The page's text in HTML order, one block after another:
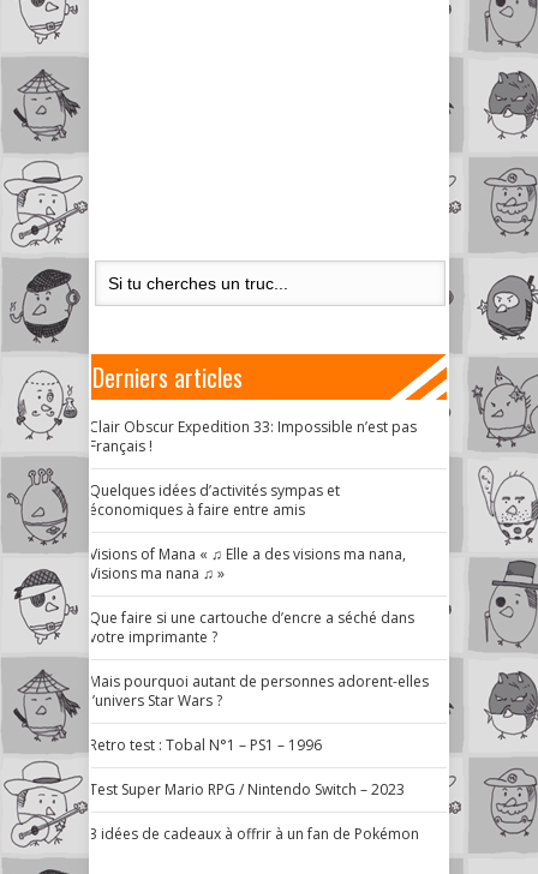
Derniers articles
Clair Obscur Expedition 33: Impossible n’est pas
Français !
Quelques idées d’activités sympas et
économiques à faire entre amis
Visions of Mana « ♫ Elle a des visions ma nana,
Visions ma nana ♫ »
Que faire si une cartouche d’encre a séché dans
votre imprimante ?
Mais pourquoi autant de personnes adorent-elles
l’univers Star Wars ?
Retro test : Tobal N°1 – PS1 – 1996
Test Super Mario RPG / Nintendo Switch – 2023
3 idées de cadeaux à offrir à un fan de Pokémon